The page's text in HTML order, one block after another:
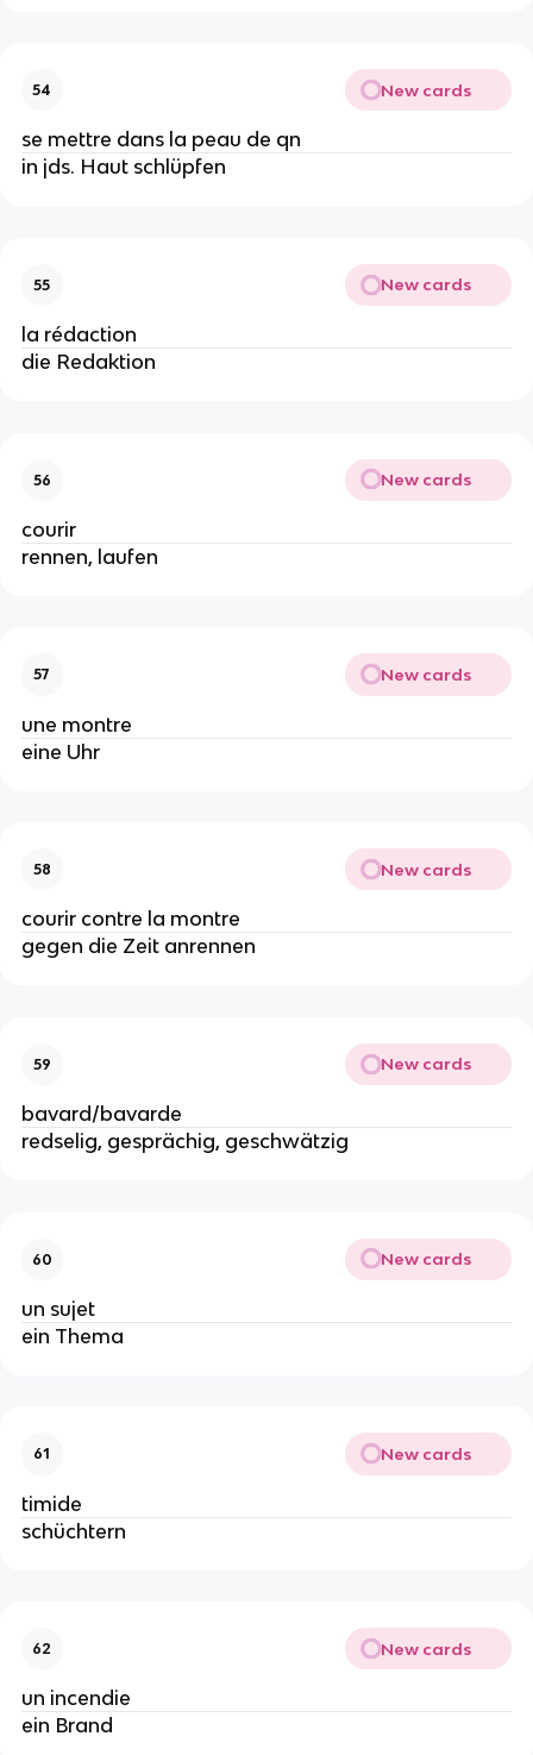
54 New cards
se mettre dans la peau de qn
in jds. Haut schlüpfen
55 New cards
la rédaction
die Redaktion
56 New cards
courir
rennen, laufen
57 New cards
une montre
eine Uhr
58 New cards
courir contre la montre
gegen die Zeit anrennen
59 New cards
bavard/bavarde
redselig, gesprächig, geschwätzig
60 New cards
un sujet
ein Thema
61 New cards
timide
schüchtern
62 New cards
un incendie
ein Brand